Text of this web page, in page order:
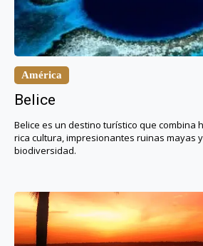
América
Belice
Belice es un destino turístico que combina
rica cultura, impresionantes ruinas mayas
biodiversidad.